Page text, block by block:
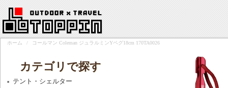
ホーム / コールマン Coleman ジュラルミンYペグ18cm 170TA0026
カテゴリで探す
テント・シェルター